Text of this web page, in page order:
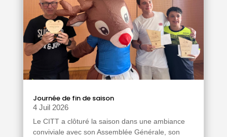
Journée de fin de saison
4 Juil 2026
Le CITT a clôturé la saison dans une ambiance
conviviale avec son Assemblée Générale, son